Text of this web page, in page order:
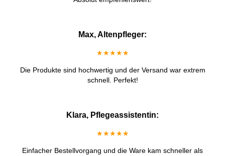
Max, Altenpfleger:
★★★★★
Die Produkte sind hochwertig und der Versand war extrem
schnell. Perfekt!
Klara, Pflegeassistentin:
★★★★★
Einfacher Bestellvorgang und die Ware kam schneller als